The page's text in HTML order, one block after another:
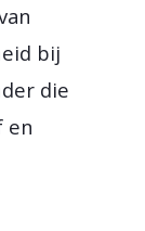
bij
die
en